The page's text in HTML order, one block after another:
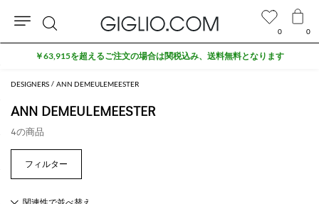
DESIGNERS ANN DEMEULEMEESTER
ANN DEMEULEMEESTER
4の商品
0 0
検
索
￥63,915を超えるご注文の場合は関税込み、送料無料となります